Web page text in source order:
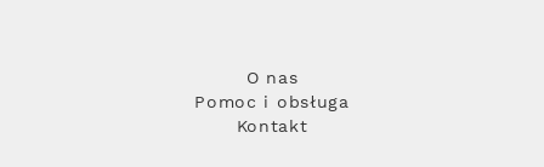
O nas
Pomoc i obsługa
Kontakt